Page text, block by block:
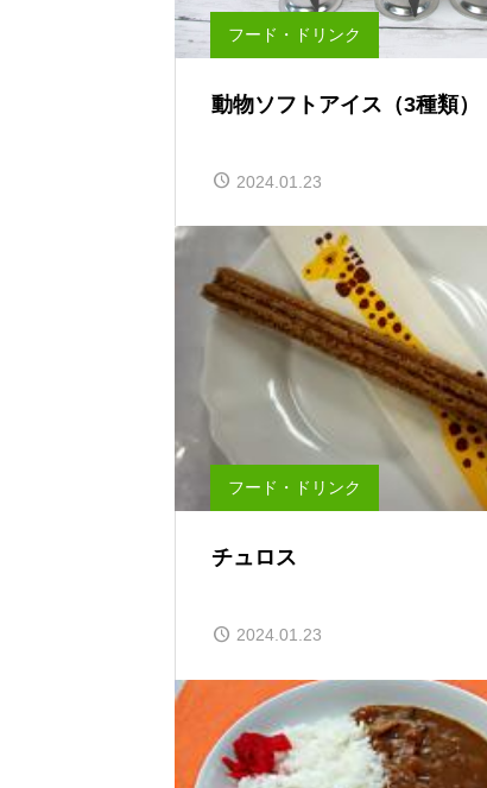
フード・ドリンク
動物ソフトアイス（3種類）
2024.01.23
フード・ドリンク
チュロス
2024.01.23